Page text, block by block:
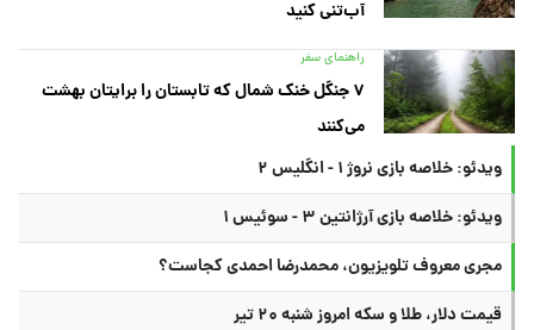
آب‌تنی کنید
راهنمای سفر
۷ جنگل خنک شمال که تابستان را برایتان بهشت
می‌کنند
ویدئو: خلاصه بازی نروژ ۱ - انگلیس ۲
ویدئو: خلاصه بازی آرژانتین ۳ - سوئیس ۱
مجری معروف تلویزیون، محمدرضا احمدی کجاست؟
قیمت دلار، طلا و سکه امروز شنبه ۲۰ تیر